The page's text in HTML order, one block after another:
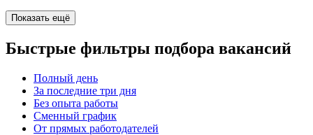
Показать ещё
Быстрые фильтры подбора вакансий
Полный день
За последние три дня
Без опыта работы
Сменный график
От прямых работодателей